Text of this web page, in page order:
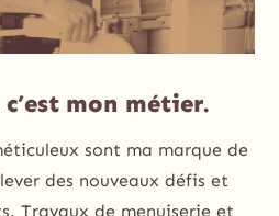
mon métier.
sont ma marque de
des nouveaux défis et
Travaux de menuiserie et